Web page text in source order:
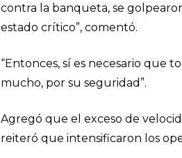
contra la banqueta, se
estado crítico”, comentó.
“Entonces, sí es necesario que
mucho, por su seguridad”.
Agregó que el exceso de
reiteró que intensificaron los